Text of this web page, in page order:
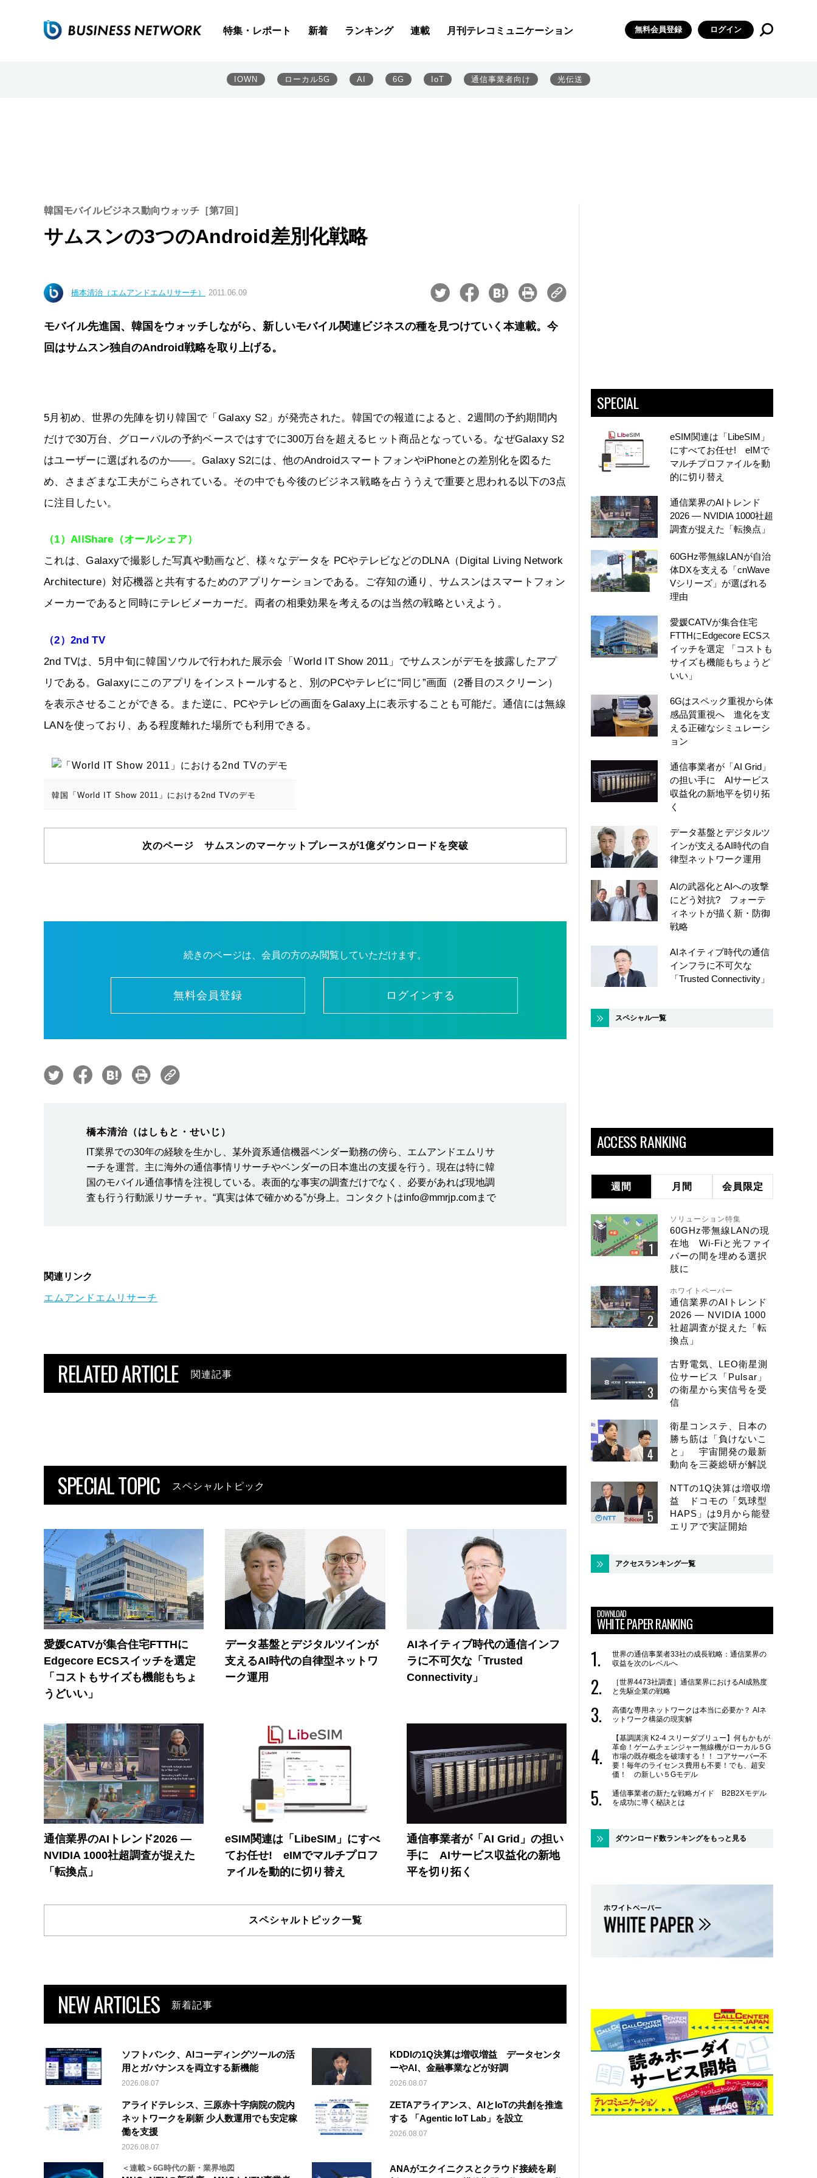
特集・レポート 新着 ランキング 連載 月刊テレコミュニケーション 無料会員登録 ログイン
IOWN ローカル5G AI 6G IoT 通信事業者向け 光伝送
韓国モバイルビジネス動向ウォッチ［第7回］
サムスンの3つのAndroid差別化戦略
橋本清治（エムアンドエムリサーチ） 2011.06.09
モバイル先進国、韓国をウォッチしながら、新しいモバイル関連ビジネスの種を見つけていく本連載。今
回はサムスン独自のAndroid戦略を取り上げる。
5月初め、世界の先陣を切り韓国で「Galaxy S2」が発売された。韓国での報道によると、2週間の予約期間内
だけで30万台、グローバルの予約ベースではすでに300万台を超えるヒット商品となっている。なぜGalaxy S2
はユーザーに選ばれるのか――。Galaxy S2には、他のAndroidスマートフォンやiPhoneとの差別化を図るた
め、さまざまな工夫がこらされている。その中でも今後のビジネス戦略を占ううえで重要と思われる以下の3点
に注目したい。
（1）AllShare（オールシェア）
これは、Galaxyで撮影した写真や動画など、様々なデータを PCやテレビなどのDLNA（Digital Living Network
Architecture）対応機器と共有するためのアプリケーションである。ご存知の通り、サムスンはスマートフォン
メーカーであると同時にテレビメーカーだ。両者の相乗効果を考えるのは当然の戦略といえよう。
（2）2nd TV
2nd TVは、5月中旬に韓国ソウルで行われた展示会「World IT Show 2011」でサムスンがデモを披露したアプ
リである。Galaxyにこのアプリをインストールすると、別のPCやテレビに“同じ”画面（2番目のスクリーン）
を表示させることができる。また逆に、PCやテレビの画面をGalaxy上に表示することも可能だ。通信には無線
LANを使っており、ある程度離れた場所でも利用できる。
韓国「World IT Show 2011」における2nd TVのデモ
次のページ サムスンのマーケットプレースが1億ダウンロードを突破
続きのページは、会員の方のみ閲覧していただけます。
無料会員登録 ログインする
橋本清治（はしもと・せいじ）
IT業界での30年の経験を生かし、某外資系通信機器ベンダー勤務の傍ら、エムアンドエムリサ
ーチを運営。主に海外の通信事情リサーチやベンダーの日本進出の支援を行う。現在は特に韓
国のモバイル通信事情を注視している。表面的な事実の調査だけでなく、必要があれば現地調
査も行う行動派リサーチャ。“真実は体で確かめる”が身上。コンタクトはinfo@mmrjp.comまで
関連リンク
エムアンドエムリサーチ
RELATED ARTICLE 関連記事
SPECIAL TOPIC スペシャルトピック
愛媛CATVが集合住宅FTTHに
Edgecore ECSスイッチを選定
「コストもサイズも機能もちょ
うどいい」
データ基盤とデジタルツインが
支えるAI時代の自律型ネットワ
ーク運用
AIネイティブ時代の通信インフ
ラに不可欠な「Trusted
Connectivity」
通信業界のAIトレンド2026 ―
NVIDIA 1000社超調査が捉えた
「転換点」
eSIM関連は「LibeSIM」にすべ
てお任せ! eIMでマルチプロフ
ァイルを動的に切り替え
通信事業者が「AI Grid」の担い
手に AIサービス収益化の新地
平を切り拓く
スペシャルトピック一覧
NEW ARTICLES 新着記事
ソフトバンク、AIコーディングツールの活
用とガバナンスを両立する新機能
2026.08.07
KDDIの1Q決算は増収増益 データセンタ
ーやAI、金融事業などが好調
2026.08.07
アライドテレシス、三原赤十字病院の院内
ネットワークを刷新 少人数運用でも安定稼
働を支援
2026.08.07
ZETAアライアンス、AIとIoTの共創を推進
する 「Agentic IoT Lab」を設立
2026.08.07
＜連載＞6G時代の新・業界地図
ANAがエクイニクスとクラウド接続を刷
SPECIAL
eSIM関連は「LibeSIM」
にすべてお任せ! eIMで
マルチプロファイルを動
的に切り替え
通信業界のAIトレンド
2026 ― NVIDIA 1000社超
調査が捉えた「転換点」
60GHz帯無線LANが自治
体DXを支える「cnWave
Vシリーズ」が選ばれる
理由
愛媛CATVが集合住宅
FTTHにEdgecore ECSス
イッチを選定 「コストも
サイズも機能もちょうど
いい」
6Gはスペック重視から体
感品質重視へ 進化を支
える正確なシミュレーシ
ョン
通信事業者が「AI Grid」
の担い手に AIサービス
収益化の新地平を切り拓
く
データ基盤とデジタルツ
インが支えるAI時代の自
律型ネットワーク運用
AIの武器化とAIへの攻撃
にどう対抗? フォーテ
ィネットが描く新・防御
戦略
AIネイティブ時代の通信
インフラに不可欠な
「Trusted Connectivity」
スペシャル一覧
ACCESS RANKING
週間 月間 会員限定
ソリューション特集
60GHz帯無線LANの現
在地 Wi-Fiと光ファイ
バーの間を埋める選択
肢に
ホワイトペーパー
通信業界のAIトレンド
2026 ― NVIDIA 1000
社超調査が捉えた「転
換点」
古野電気、LEO衛星測
位サービス「Pulsar」
の衛星から実信号を受
信
衛星コンステ、日本の
勝ち筋は「負けないこ
と」 宇宙開発の最新
動向を三菱総研が解説
NTTの1Q決算は増収増
益 ドコモの「気球型
HAPS」は9月から能登
エリアで実証開始
アクセスランキング一覧
DOWNLOAD
WHITE PAPER RANKING
世界の通信事業者33社の成長戦略：通信業界の
収益を次のレベルへ
［世界4473社調査］通信業界におけるAI成熟度
と先駆企業の戦略
高価な専用ネットワークは本当に必要か？ AIネ
ットワーク構築の現実解
【基調講演 K2-4 スリーダブリュー】何もかもが
革命！ゲームチェンジャー無線機がローカル５G
市場の既存概念を破壊する！！ コアサーバー不
要！毎年のライセンス費用も不要！でも、超安
価！ の新しい５Gモデル
通信事業者の新たな戦略ガイド B2B2Xモデル
を成功に導く秘訣とは
ダウンロード数ランキングをもっと見る